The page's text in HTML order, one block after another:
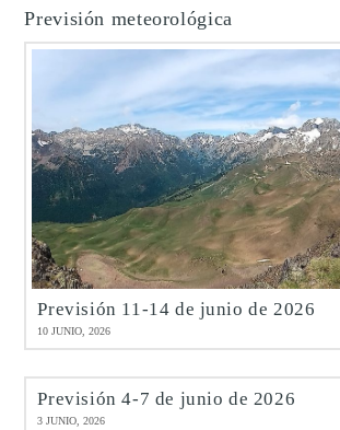
Previsión meteorológica
Previsión 11-14 de junio de 2026
10 JUNIO, 2026
Previsión 4-7 de junio de 2026
3 JUNIO, 2026